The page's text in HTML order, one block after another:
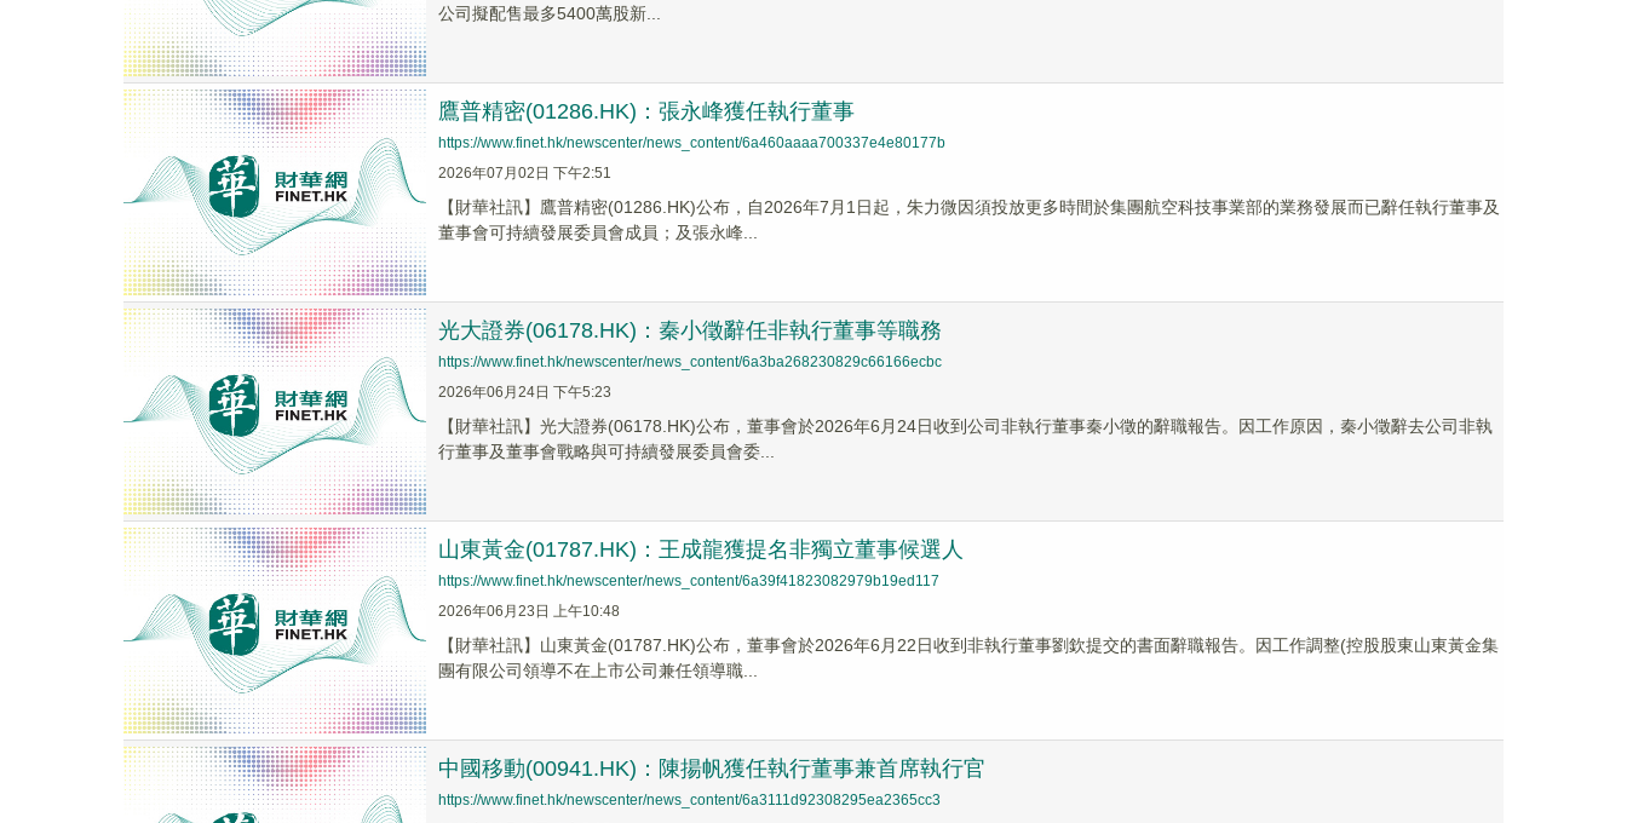
公司擬配售最多5400萬股新...
鷹普精密(01286.HK)：張永峰獲任執行董事
https://www.finet.hk/newscenter/news_content/6a460aaaa700337e4e80177b
2026年07月02日 下午2:51
​【財華社訊】鷹普精密(01286.HK)公布，自2026年7月1日起，朱力微因須投放更多時間於集團航空科技事業部的業務發展而已辭任執行董事及
董事會可持續發展委員會成員；及張永峰...
光大證券(06178.HK)：秦小徵辭任非執行董事等職務
https://www.finet.hk/newscenter/news_content/6a3ba268230829c66166ecbc
2026年06月24日 下午5:23
【財華社訊】光大證券(06178.HK)公布，董事會於2026年6月24日收到公司非執行董事秦小徵的辭職報告。因工作原因，秦小徵辭去公司非執
行董事及董事會戰略與可持續發展委員會委...
山東黃金(01787.HK)：王成龍獲提名非獨立董事候選人
https://www.finet.hk/newscenter/news_content/6a39f41823082979b19ed117
2026年06月23日 上午10:48
【財華社訊】山東黃金(01787.HK)公布，董事會於2026年6月22日收到非執行董事劉欽提交的書面辭職報告。因工作調整(控股股東山東黃金集
團有限公司領導不在上市公司兼任領導職...
中國移動(00941.HK)：陳揚帆獲任執行董事兼首席執行官
https://www.finet.hk/newscenter/news_content/6a3111d92308295ea2365cc3